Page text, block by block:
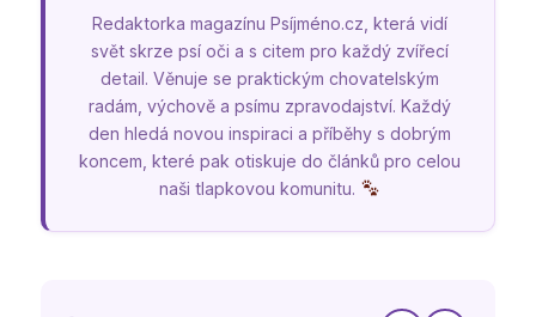
Redaktorka magazínu Psíjméno.cz, která vidí
svět skrze psí oči a s citem pro každý zvířecí
detail. Věnuje se praktickým chovatelským
radám, výchově a psímu zpravodajství. Každý
den hledá novou inspiraci a příběhy s dobrým
koncem, které pak otiskuje do článků pro celou
naši tlapkovou komunitu.